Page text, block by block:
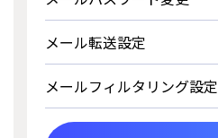
メール転送設定
メールフィルタリング設定